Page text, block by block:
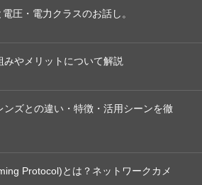
圧・電力クラスのお話し。
やメリットについて解説
ズとの違い・特徴・活用シーンを徹
Protocol)とは？ネットワークカメ